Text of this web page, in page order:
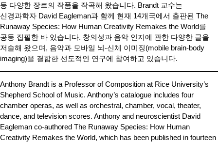
등 다양한 장르의 작품을 작곡해 왔습니다. Brandt 교수는
신경과학자 David Eagleman과 함께 현재 14개국에서 출판된 The
Runaway Species: How Human Creativity Remakes the World를
공동 집필한 바 있습니다. 창의성과 음악 인지에 관한 다양한 글을
저술해 왔으며, 음악과 모바일 뇌-신체 이미징(mobile brain-body
imaging)을 결합한 선도적인 연구에 참여하고 있습니다.
Anthony Brandt is a Professor of Composition at Rice University’s
Shepherd School of Music. Anthony’s catalogue includes four
chamber operas, as well as orchestral, chamber, vocal, theater,
dance, and television scores. Anthony and neuroscientist David
Eagleman co-authored The Runaway Species: How Human
Creativity Remakes the World, which has been published in fourteen